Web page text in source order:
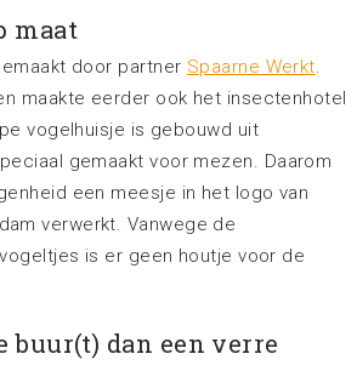
maat
door partner Spaarne Werkt.
maakte eerder ook het insectenhotel
vogelhuisje is gebouwd uit
gemaakt voor mezen. Daarom
een meesje in het logo van
verwerkt. Vanwege de
is er geen houtje voor de
buur(t) dan een verre